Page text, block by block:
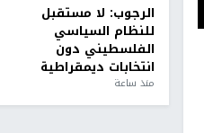
الرجوب: لا مستقبل
للنظام السياسي
الفلسطيني دون
انتخابات ديمقراطية
منذ ساعة